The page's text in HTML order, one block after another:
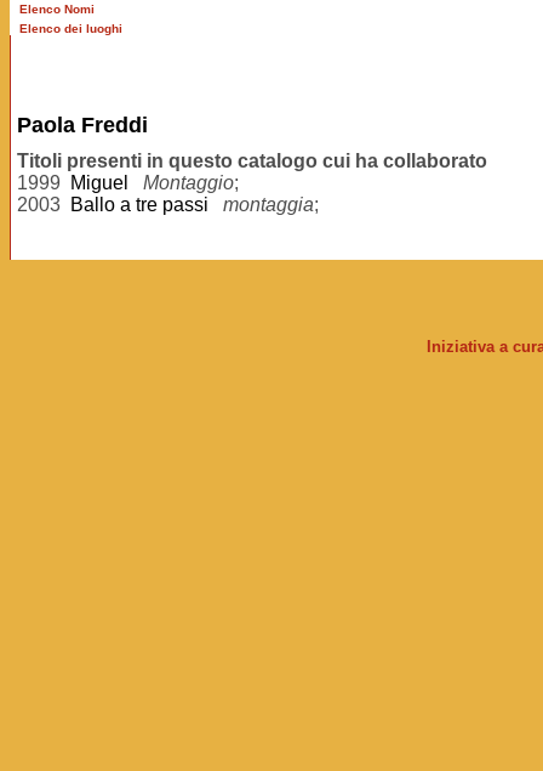
Elenco Nomi
Elenco dei luoghi
Paola Freddi
Titoli presenti in questo catalogo cui ha collaborato
1999
Miguel Montaggio;
2003 Ballo a tre passi montaggia;
Iniziativa a